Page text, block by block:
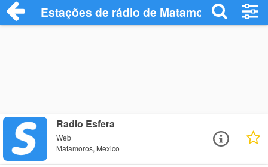
Estações de rádio de Matamoros - Ouça
Radio Esfera
Web
Matamoros, Mexico